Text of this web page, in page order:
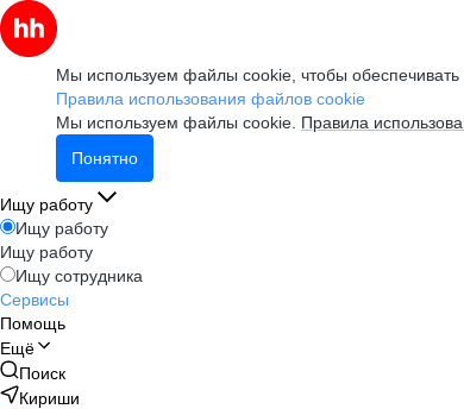
Мы используем файлы cookie, чтобы обеспечивать
Правила использования файлов cookie
Мы используем файлы cookie. Правила
Понятно
Ищу работу
Ищу работу
Ищу работу
Ищу сотрудника
Сервисы
Помощь
Ещё
Поиск
Кириши